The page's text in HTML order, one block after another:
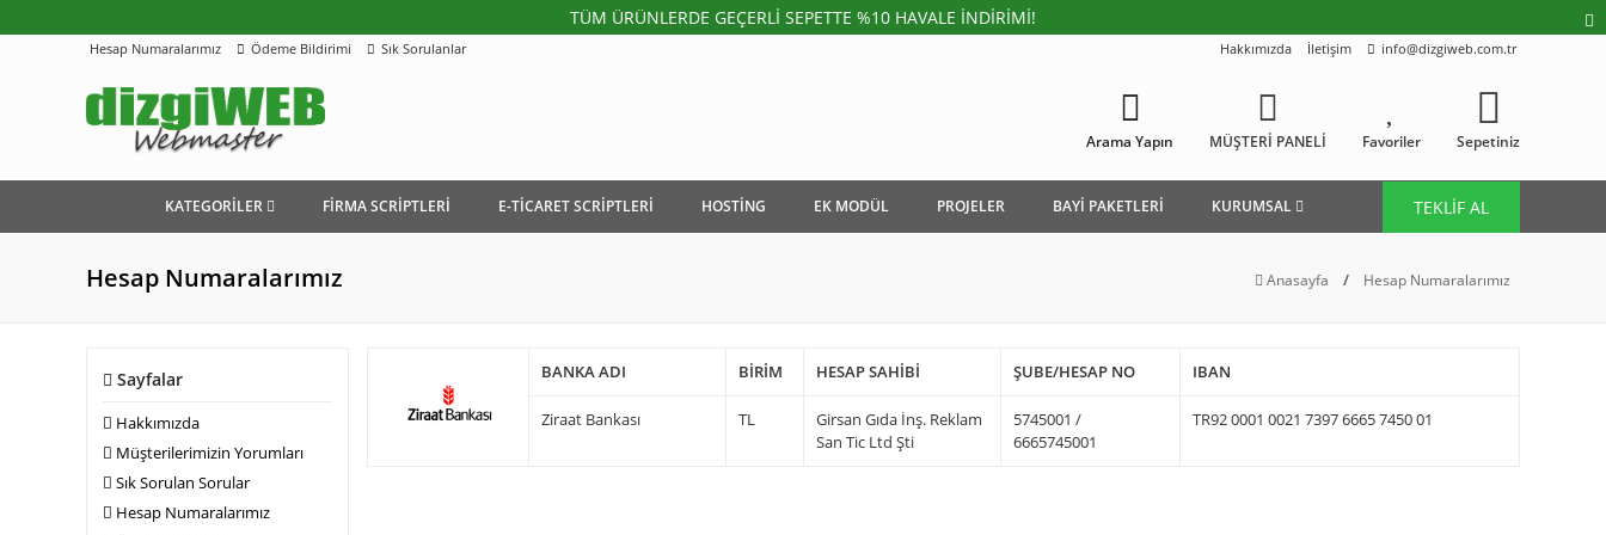
TÜM ÜRÜNLERDE GEÇERLİ SEPETTE %10 HAVALE İNDİRİMİ!
Hesap Numaralarımız Ödeme Bildirimi Sık Sorulanlar Hakkımızda İletişim info@dizgiweb.com.tr
Arama Yapın MÜŞTERİ PANELİ Favoriler Sepetiniz
KATEGORİLER FİRMA SCRİPTLERİ E-TİCARET SCRİPTLERİ HOSTİNG EK MODÜL PROJELER BAYİ PAKETLERİ KURUMSAL TEKLİF AL
Hesap Numaralarımız Anasayfa / Hesap Numaralarımız
Sayfalar
Hakkımızda
Müşterilerimizin Yorumları
Sık Sorulan Sorular
Hesap Numaralarımız
BANKA ADI
Ziraat Bankası
BİRİM
TL
HESAP SAHİBİ
Girsan Gıda İnş. Reklam
San Tic Ltd Şti
ŞUBE/HESAP NO
5745001 /
6665745001
IBAN
TR92 0001 0021 7397 6665 7450 01